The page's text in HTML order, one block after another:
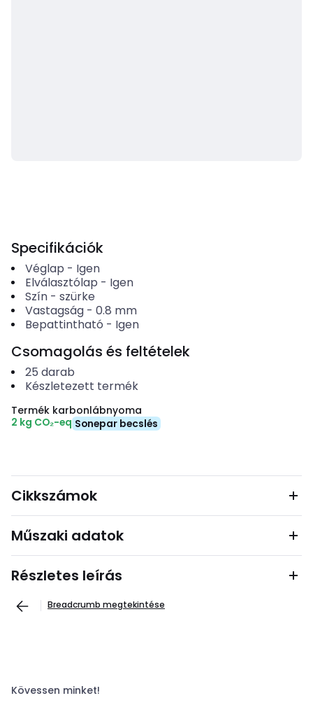
Specifikációk
Véglap - Igen
Elválasztólap - Igen
Szín- szürke
Vastagság- 0.8 mm
Bepattintható - Igen
Csomagolás és feltételek
25 darab
Készletezett termék
Termék karbonlábnyoma
2 kg CO₂-eq Sonepar becslés
Cikkszámok
Műszaki adatok
Részletes leírás
Breadcrumb megtekintése
Kövessen minket!